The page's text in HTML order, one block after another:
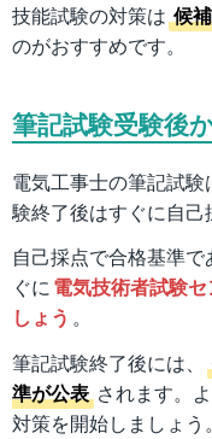
技能試験の対策は 候
のがおすすめです。
筆記試験受験後
電気工事士の筆記試
験終了後はすぐに自己
自己採点で合格基準
ぐに電気技術者試験
しょう 。
筆記試験終了後には、
準が公表 されます。
対策を開始しましょう。